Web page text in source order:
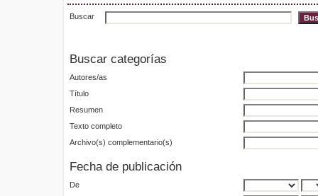
Buscar
Buscar categorías
Autores/as
Título
Resumen
Texto completo
Archivo(s) complementario(s)
Fecha de publicación
De